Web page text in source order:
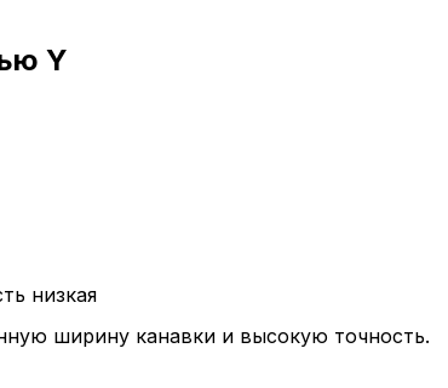
Y
низкая
ширину канавки и высокую точность.